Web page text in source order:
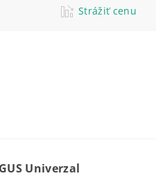
Strážiť cenu
Univerzal